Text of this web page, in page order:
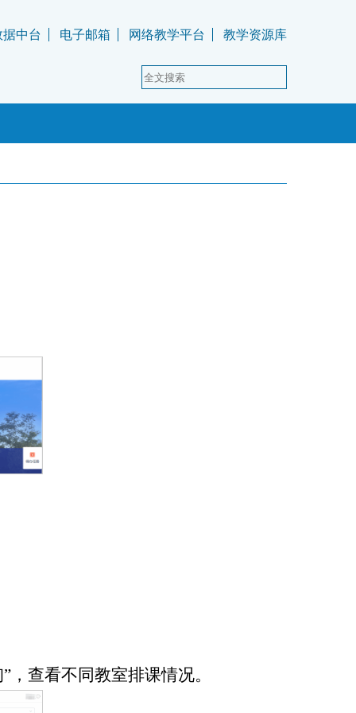
据中台 电子邮箱 网络教学平台 教学资源库
查看不同教室排课情况。